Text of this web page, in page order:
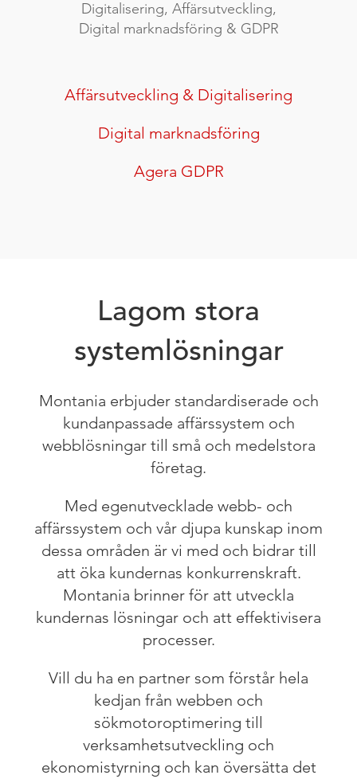
Digitalisering, Affärsutveckling,
Digital marknadsföring & GDPR
Affärsutveckling & Digitalisering
Digital marknadsföring
Agera GDPR
Lagom stora
systemlösningar
Montania erbjuder standardiserade och
kundanpassade affärssystem och
webblösningar till små och medelstora
företag.
Med egenutvecklade webb- och
affärssystem och vår djupa kunskap inom
dessa områden är vi med och bidrar till
att öka kundernas konkurrenskraft.
Montania brinner för att utveckla
kundernas lösningar och att effektivisera
processer.
Vill du ha en partner som förstår hela
kedjan från webben och
sökmotoroptimering till
verksamhetsutveckling och
ekonomistyrning och kan översätta det